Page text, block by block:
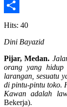
Email
Share
Hits: 40
Dini Bayazid
Pijar, Medan.
orang yang hidup
larangan, sesuatu
di pintu-pintu toko.
Kawan adalah
Bekerja).